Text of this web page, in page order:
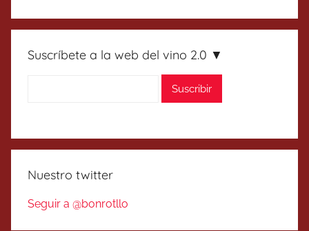
Suscríbete a la web del vino 2.0 ▼
Nuestro twitter
Seguir a @bonrotllo